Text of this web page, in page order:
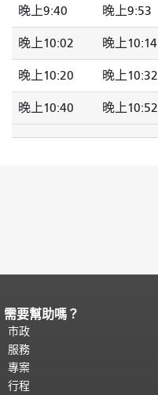
晚上9:40 晚上9:53
晚上10:02 晚上10:14
晚上10:20 晚上10:32
晚上10:40 晚上10:52
頁面內容結束。
都會重複顯示。
需要幫助嗎？
市政
服務
專案
行程